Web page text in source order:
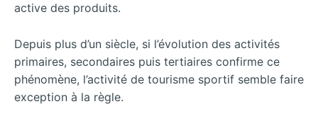
active des produits.
Depuis plus d’un siècle, si l’évolution des activités
primaires, secondaires puis tertiaires confirme ce
phénomène, l’activité de tourisme sportif semble faire
exception à la règle.